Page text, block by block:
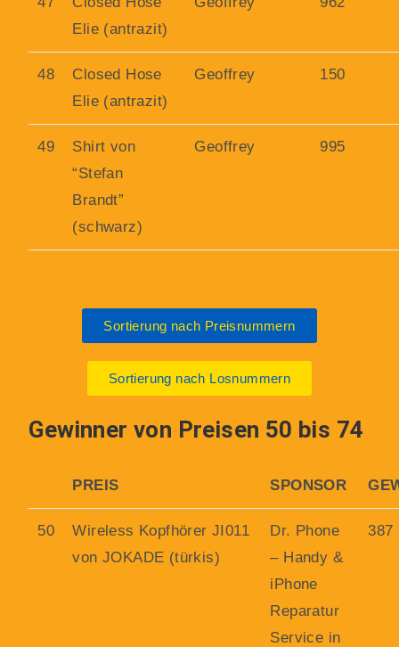
Elie (antrazit)
48
Closed Hose
Elie (antrazit)
Geoffrey 150
49
Shirt von
“Stefan
Brandt”
(schwarz)
Geoffrey 995
Sortierung nach Preisnummern
Sortierung nach Losnummern
Gewinner von Preisen 50 bis 74
PREIS SPONSOR
50
Wireless Kopfhörer JI011
von JOKADE (türkis)
Dr. Phone
– Handy &
iPhone
Reparatur
Service in
387